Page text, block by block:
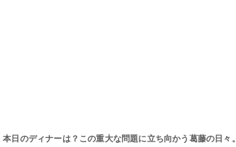
本日のディナーは？この重大な問題に立ち向かう葛藤の日々。